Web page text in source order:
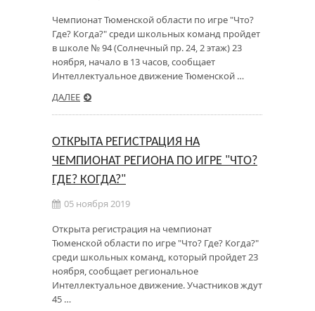
Чемпионат Тюменской области по игре "Что?
Где? Когда?" среди школьных команд пройдет
в школе № 94 (Солнечный пр. 24, 2 этаж) 23
ноября, начало в 13 часов, сообщает
Интеллектуальное движение Тюменской …
ДАЛЕЕ
ОТКРЫТА РЕГИСТРАЦИЯ НА
ЧЕМПИОНАТ РЕГИОНА ПО ИГРЕ "ЧТО?
ГДЕ? КОГДА?"
05 ноября 2019
Открыта регистрация на чемпионат
Тюменской области по игре "Что? Где? Когда?"
среди школьных команд, который пройдет 23
ноября, сообщает региональное
Интеллектуальное движение. Участников ждут
45 …